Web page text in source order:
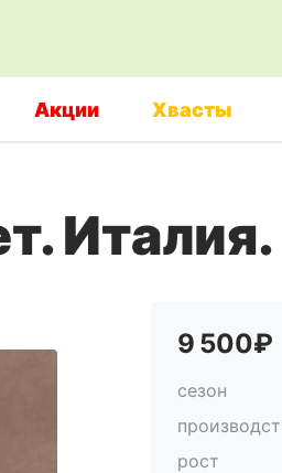
Акции Хвасты
Италия.
9 500₽
сезон
рост